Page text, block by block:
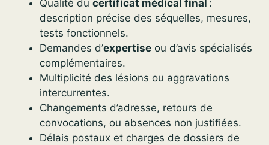
Qualité du certificat médical final :
description précise des séquelles, mesures,
tests fonctionnels.
Demandes d’expertise ou d’avis spécialisés
complémentaires.
Multiplicité des lésions ou aggravations
intercurrentes.
Changements d’adresse, retours de
convocations, ou absences non justifiées.
Délais postaux et charges de dossiers de